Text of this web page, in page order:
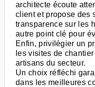
architecte écoute
client et propose des
transparence sur les
autre point clé pour
Enfin, privilégier un
les visites de
artisans du secteur.
Un choix réfléchi
dans les meilleures